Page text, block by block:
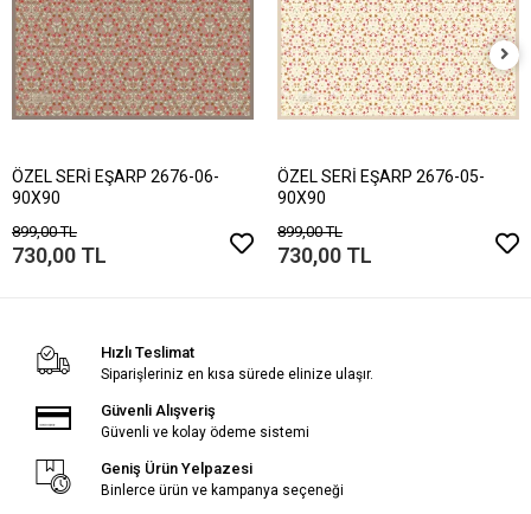
ÖZEL SERİ EŞARP 2676-06-
90X90
899,00 TL
730,00 TL
ÖZEL SERİ EŞARP 2676-05-
90X90
899,00 TL
730,00 TL
Hızlı Teslimat
Siparişleriniz en kısa sürede elinize ulaşır.
Güvenli Alışveriş
Güvenli ve kolay ödeme sistemi
Geniş Ürün Yelpazesi
Binlerce ürün ve kampanya seçeneği